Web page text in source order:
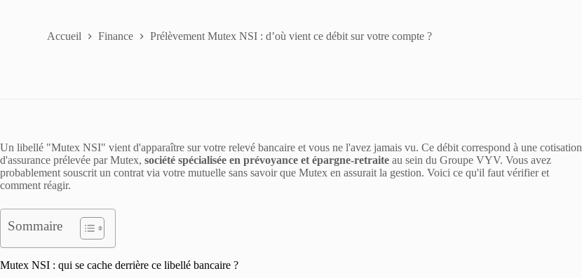
Accueil Finance Prélèvement Mutex NSI : d’où vient ce débit sur votre compte ?
Un libellé "Mutex NSI" vient d'apparaître sur votre relevé bancaire et vous ne l'avez jamais vu. Ce débit correspond à une cotisation
d'assurance prélevée par Mutex, société spécialisée en prévoyance et épargne-retraite au sein du Groupe VYV. Vous avez
probablement souscrit un contrat via votre mutuelle sans savoir que Mutex en assurait la gestion. Voici ce qu'il faut vérifier et
comment réagir.
Sommaire
Mutex NSI : qui se cache derrière ce libellé bancaire ?